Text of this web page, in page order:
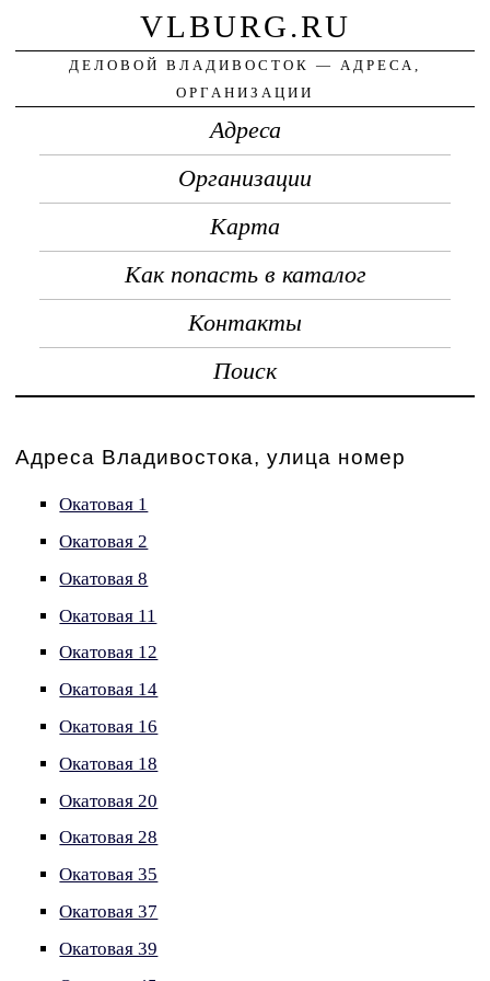
VLBURG.RU
ДЕЛОВОЙ ВЛАДИВОСТОК — АДРЕСА,
ОРГАНИЗАЦИИ
Адреса
Организации
Карта
Как попасть в каталог
Контакты
Поиск
Адреса Владивостока, улица номер
Окатовая 1
Окатовая 2
Окатовая 8
Окатовая 11
Окатовая 12
Окатовая 14
Окатовая 16
Окатовая 18
Окатовая 20
Окатовая 28
Окатовая 35
Окатовая 37
Окатовая 39